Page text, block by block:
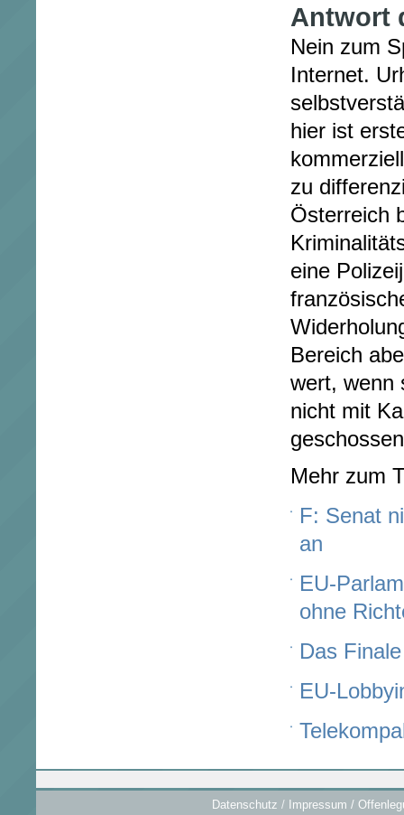
Antwort
Nein zum
Internet.
hier ist
zu
Österreich
eine
Bereich
wert, wenn
nicht mit
Mehr zum
F: Senat
an
EU-
ohne
Das
EU-
Datenschutz / Impressum /